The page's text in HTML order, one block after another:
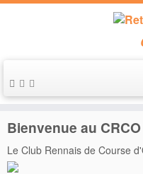
Passer
auAccueil » Malvran
Bienvenue au CRCO
Le Club Rennais de Course